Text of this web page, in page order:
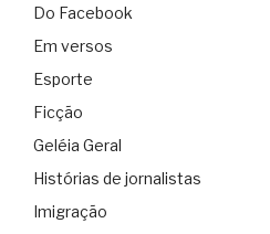
Do Facebook
Em versos
Esporte
Ficção
Geléia Geral
Histórias de jornalistas
Imigração